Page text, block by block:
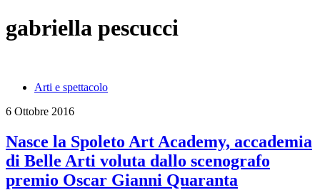
gabriella pescucci
Arti e spettacolo
6 Ottobre 2016
Nasce la Spoleto Art Academy, accademia
di Belle Arti voluta dallo scenografo
premio Oscar Gianni Quaranta